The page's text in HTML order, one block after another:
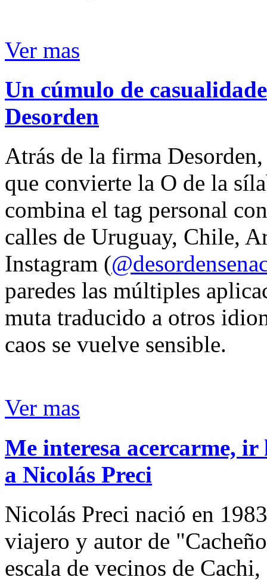
Ver mas
Un cúmulo de
Desorden
Atrás de la firma
que convierte la O de la
combina el tag personal
calles de Uruguay, Chile,
Instagram (
paredes las múltiples
muta traducido a otros
caos se vuelve sensible.
Ver mas
Me interesa acercarme,
a Nicolás Preci
Nicolás Preci nació en
viajero y autor de
escala de vecinos de